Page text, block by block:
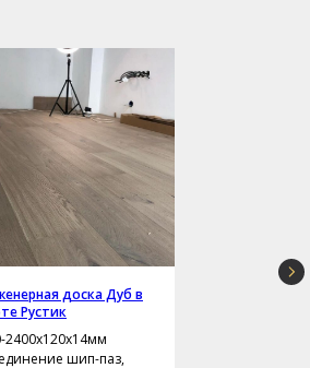
доска Дуб в
Рустик
2400х120х14мм
шип-паз,